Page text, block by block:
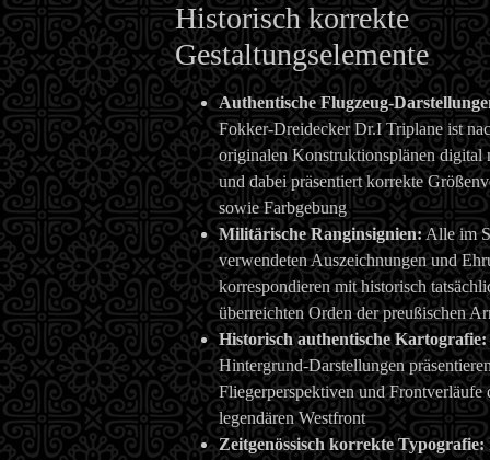
Historisch korrekte
Gestaltungselemente
Authentische Flugzeug-
Fokker-Dreidecker Dr.I Triplane ist
originalen Konstruktionsplänen digital
und dabei präsentiert korrekte
sowie Farbgebung
Militärische Ranginsignien:Alle im
verwendeten Auszeichnungen und
korrespondieren mit historisch
überreichten Orden der preußischen
Historisch authentische Kartografie:
Hintergrund-Darstellungen
Fliegerperspektiven und Frontverläufe
legendären Westfront
Zeitgenössisch korrekte Typografie: